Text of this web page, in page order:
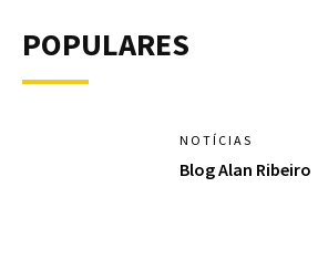
POPULARES
NOTÍCIAS
Blog Alan Ribeiro